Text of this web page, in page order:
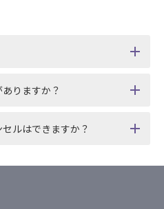
りますか？
ルはできますか？